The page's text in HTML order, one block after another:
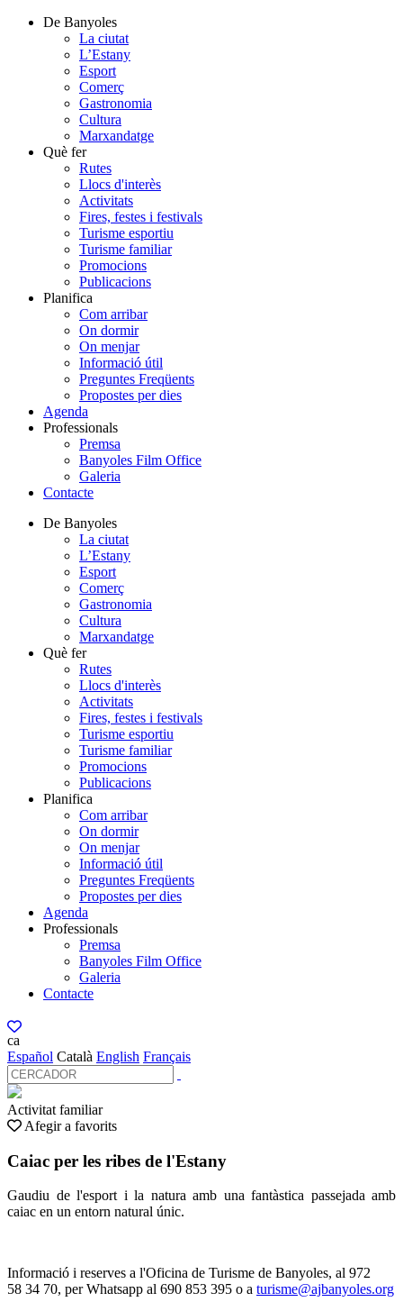
De Banyoles
La ciutat
L’Estany
Esport
Comerç
Gastronomia
Cultura
Marxandatge
Què fer
Rutes
Llocs d'interès
Activitats
Fires, festes i festivals
Turisme esportiu
Turisme familiar
Promocions
Publicacions
Planifica
Com arribar
On dormir
On menjar
Informació útil
Preguntes Freqüents
Propostes per dies
Agenda
Professionals
Premsa
Banyoles Film Office
Galeria
Contacte
De Banyoles
La ciutat
L’Estany
Esport
Comerç
Gastronomia
Cultura
Marxandatge
Què fer
Rutes
Llocs d'interès
Activitats
Fires, festes i festivals
Turisme esportiu
Turisme familiar
Promocions
Publicacions
Planifica
Com arribar
On dormir
On menjar
Informació útil
Preguntes Freqüents
Propostes per dies
Agenda
Professionals
Premsa
Banyoles Film Office
Galeria
Contacte
ca
Español Català English Français
Activitat familiar
Afegir a favorits
Caiac per les ribes de l'Estany
Gaudiu de l'esport i la natura amb una fantàstica passejada amb
caiac en un entorn natural únic.
Informació i reserves a l'Oficina de Turisme de Banyoles, al 972
58 34 70, per Whatsapp al 690 853 395 o a turisme@ajbanyoles.org